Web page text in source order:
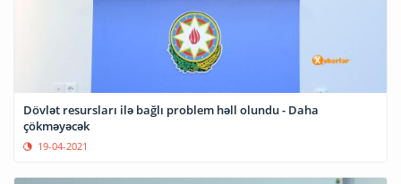
Dövlət resursları ilə bağlı problem həll olundu - Daha
çökməyəcək
19-04-2021